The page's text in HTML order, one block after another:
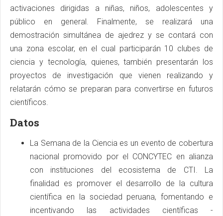
activaciones dirigidas a niñas, niños, adolescentes y
público en general. Finalmente, se realizará una
demostración simultánea de ajedrez y se contará con
una zona escolar, en el cual participarán 10 clubes de
ciencia y tecnología, quienes, también presentarán los
proyectos de investigación que vienen realizando y
relatarán cómo se preparan para convertirse en futuros
científicos.
Datos
La Semana de la Ciencia es un evento de cobertura
nacional promovido por el CONCYTEC en alianza
con instituciones del ecosistema de CTI. La
finalidad es promover el desarrollo de la cultura
científica en la sociedad peruana, fomentando e
incentivando las actividades científicas -